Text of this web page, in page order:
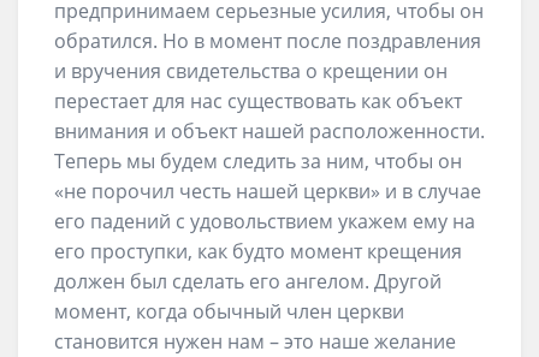
предпринимаем серьезные усилия, чтобы он
обратился. Но в момент после поздравления
и вручения свидетельства о крещении он
перестает для нас существовать как объект
внимания и объект нашей расположенности.
Теперь мы будем следить за ним, чтобы он
«не порочил честь нашей церкви» и в случае
его падений с удовольствием укажем ему на
его проступки, как будто момент крещения
должен был сделать его ангелом. Другой
момент, когда обычный член церкви
становится нужен нам – это наше желание